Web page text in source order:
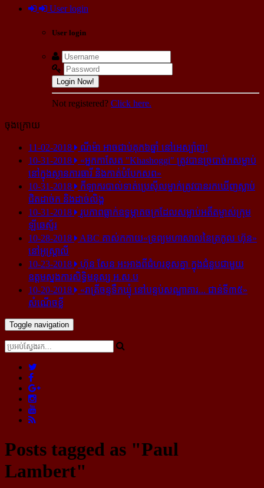
User login
User login
Login Now!
Not registered? Click here.
ចុងក្រោយ
11-02-2018
ណីម៉ា អាច​ជាប់​គុក​៦ឆ្នាំ នៅ​អេស្ប៉ាញ!
10-31-2018
«អ្នក​កាសែត "Khashoggi" ត្រូវ​បាន​ច្របាច់ក​សម្លាប់​
នៅ​ក្នុង​ស្ថាន​ភារធារី និង​កាត់​បំបែក​សព»
10-31-2018
កីឡាករ​បាល់ទាត់​ប្រេស៊ីល​ម្នាក់​ត្រូវ​បាន​រក​ឃើញ​ស្លាប់​
ជិត​ដាច់ក និង​ដាច់​លិង្គ
10-31-2018
រូបភាព​ធ្លាក់​ឧទ្ធម្ភាគចក្រ​ដែល​សម្លាប់​អតីត​ម្ចាស់​ក្រុម​
ឡីឆេស្ទ័រ
10-28-2018
ABC គាស់​កកាយ​«ទ្រព្យមហាសាល​នៃ​ត្រកូល ហ៊ុន»​
នៅ​អូស្ត្រាលី
10-23-2018
ហ៊ុន សែន អះអាង​ពី​ជំហរ​ខុស​គ្នា ក្នុង​ជំនួប​ជាមួយ​
ឧត្តម​ស្នងការ​សិទ្ធិ​មនុស្ស អ.ស.ប
10-20-2018
«រាត្រីចន្ទទឹកឃ្មុំ នៅបន្ទប់សណ្ឋាគារ... ជាន់ទី៣៥»
សំណើចខ្លី
Toggle navigation
Posts tagged as "Paul
Lambert"